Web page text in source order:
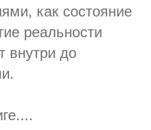
как состояние
реальности
внутри до